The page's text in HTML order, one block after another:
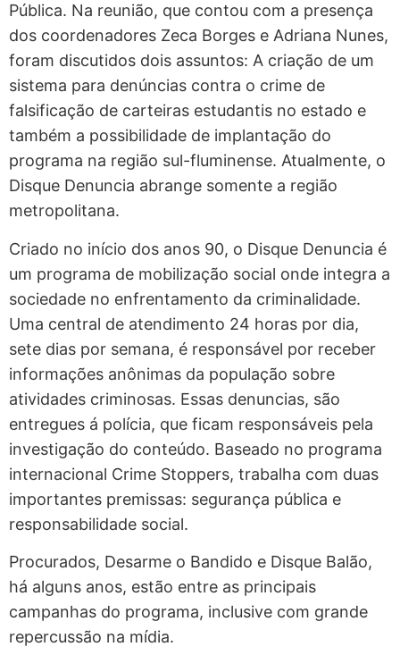
Pública. Na reunião, que contou com a presença
dos coordenadores Zeca Borges e Adriana Nunes,
foram discutidos dois assuntos: A criação de um
sistema para denúncias contra o crime de
falsificação de carteiras estudantis no estado e
também a possibilidade de implantação do
programa na região sul-fluminense. Atualmente, o
Disque Denuncia abrange somente a região
metropolitana.
Criado no início dos anos 90, o Disque Denuncia é
um programa de mobilização social onde integra a
sociedade no enfrentamento da criminalidade.
Uma central de atendimento 24 horas por dia,
sete dias por semana, é responsável por receber
informações anônimas da população sobre
atividades criminosas. Essas denuncias, são
entregues á polícia, que ficam responsáveis pela
investigação do conteúdo. Baseado no programa
internacional Crime Stoppers, trabalha com duas
importantes premissas: segurança pública e
responsabilidade social.
Procurados, Desarme o Bandido e Disque Balão,
há alguns anos, estão entre as principais
campanhas do programa, inclusive com grande
repercussão na mídia.